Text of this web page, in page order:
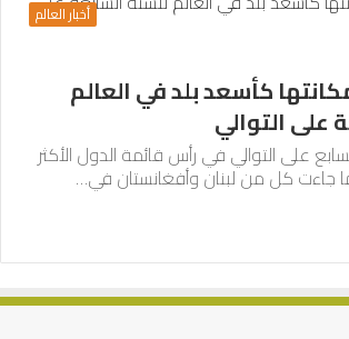
أخبار العالم
كأسعد بلد في العالم
على التوالي
على التوالي في رأس قائمة الدول الأكثر
جاءت كل من لبنان وأفغانستان في…